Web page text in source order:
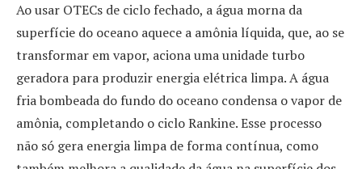
Ao usar OTECs de ciclo fechado, a água morna da
superfície do oceano aquece a amônia líquida, que, ao se
transformar em vapor, aciona uma unidade turbo
geradora para produzir energia elétrica limpa. A água
fria bombeada do fundo do oceano condensa o vapor de
amônia, completando o ciclo Rankine. Esse processo
não só gera energia limpa de forma contínua, como